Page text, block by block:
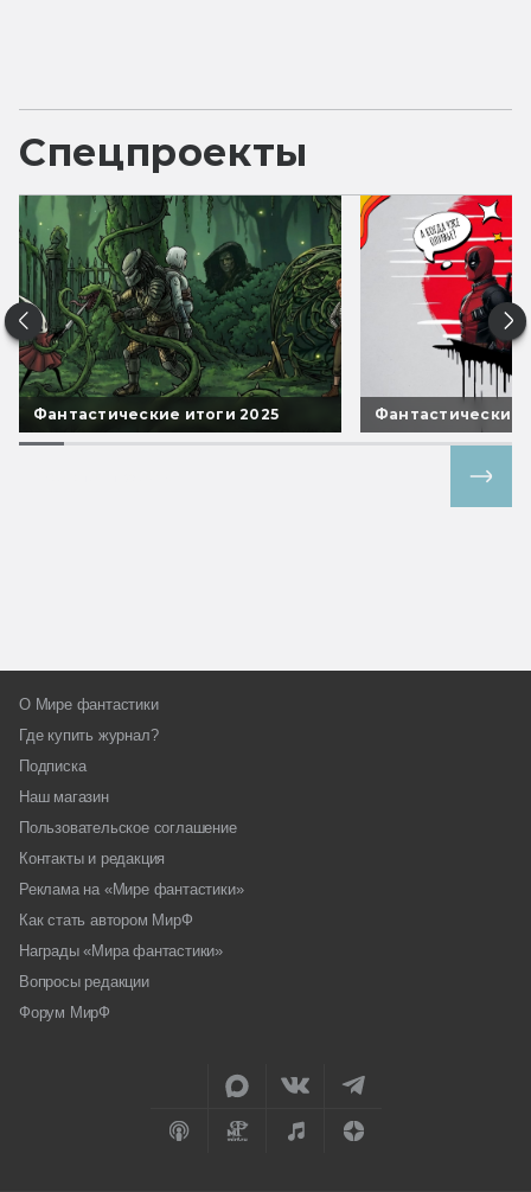
Спецпроекты
Фантастические итоги 2025 Фантастические
О Мире фантастики
Где купить журнал?
Подписка
Наш магазин
Пользовательское соглашение
Контакты и редакция
Реклама на «Мире фантастики»
Как стать автором МирФ
Награды «Мира фантастики»
Вопросы редакции
Форум МирФ